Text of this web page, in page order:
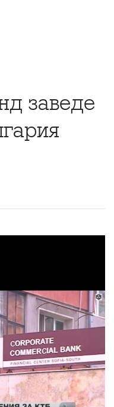
заведе